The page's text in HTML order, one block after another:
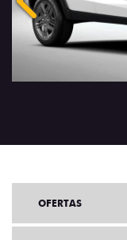
Anterior
OFERTAS